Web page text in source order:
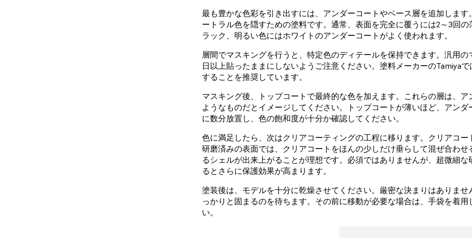
最も豊かな色彩を引き出すには、アンダーコートやベース層を追加しま
ートラル色を隠すための塗料です。通常、表面を完全に覆うには2～3回
ラック、明るい色にはホワイトのアンダーコートがよく使われます。
層間でマスキングを行うと、特定色のディテールを保持できます。汎用
日以上貼ったままにしないようご注意ください。塗料メーカーのTamiya
することを推奨しています。
マスキング後、トップコートで最終的な色を加えます。これらの層は、
ようなものだとイメージしてください。トップコートが薄いほど、アン
に数分放置し、色の飽和度が十分か確認してください。
色に満足したら、次はクリアコーティングの工程に移ります。クリアコー
研磨済みの表面では、クリアコートをほんの少しだけ垂らして混ぜ合わ
るシェルが出来上がることが理想です。必須ではありませんが、超微細
るとさらに保護効果が高まります。
塗装後は、モデルを十分に乾燥させてください。厳密な決まりはありませ
っかりと固まるのを待ちます。その前に移動が必要な場合は、手袋を着
い。